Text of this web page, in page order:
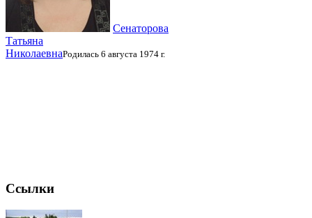
Сенаторова
Татьяна
НиколаевнаРодилась 6 августа 1974 г.
Ссылки